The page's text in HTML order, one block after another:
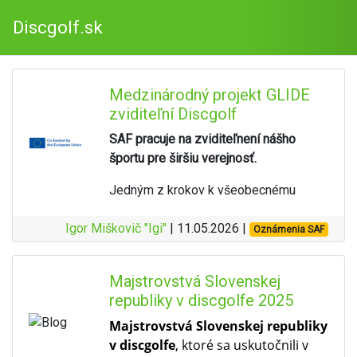
Discgolf.sk
Medzinárodný projekt GLIDE
zviditeľní Discgolf
SAF pracuje na zviditeľnení nášho
športu pre širšiu verejnosť.
Jedným z krokov k všeobecnému
medzinárodného inkluzívneho
discgolfového projektuGLIDE, ktorý je
rámci programuEU Erasmus+. Do
projektu je zapojených celkom8 krajín
Európy.
Igor Miškovič "Igi" | 11.05.2026 | Oznámenia SAF
Majstrovstvá Slovenskej
republiky v discgolfe 2025
Majstrovstvá Slovenskej republiky
v discgolfe, ktoré sa uskutočnili v